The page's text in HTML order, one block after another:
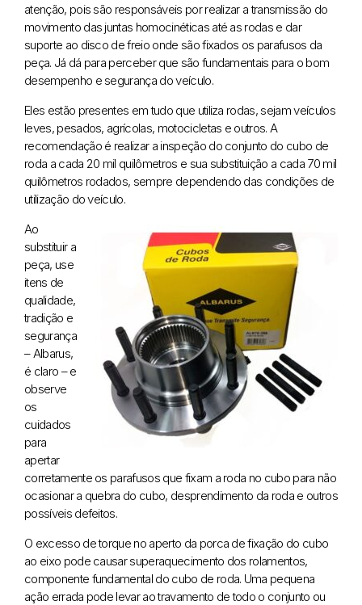
atenção, pois são responsáveis por realizar a transmissão do
movimento das juntas homocinéticas até as rodas e dar
suporte ao disco de freio onde são fixados os parafusos da
peça. Já dá para perceber que são fundamentais para o bom
desempenho e segurança do veículo.
Eles estão presentes em tudo que utiliza rodas, sejam veículos
leves, pesados, agrícolas, motocicletas e outros. A
recomendação é realizar a inspeção do conjunto do cubo de
roda a cada 20 mil quilômetros e sua substituição a cada 70 mil
quilômetros rodados, sempre dependendo das condições de
utilização do veículo.
Ao
substituir a
peça, use
itens de
qualidade,
tradição e
segurança
– Albarus,
é claro – e
observe
os
cuidados
para
apertar
corretamente os parafusos que fixam a roda no cubo para não
ocasionar a quebra do cubo, desprendimento da roda e outros
possíveis defeitos.
O excesso de torque no aperto da porca de fixação do cubo
ao eixo pode causar superaquecimento dos rolamentos,
componente fundamental do cubo de roda. Uma pequena
ação errada pode levar ao travamento de todo o conjunto ou